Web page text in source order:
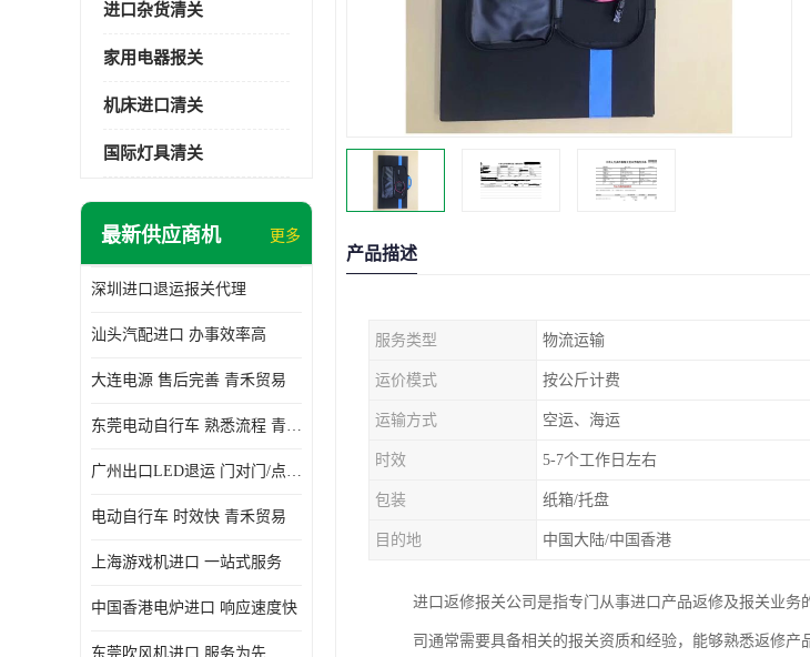
进口杂货清关
家用电器报关
机床进口清关
国际灯具清关
最新供应商机 更多
深圳进口退运报关代理
汕头汽配进口 办事效率高
大连电源 售后完善 青禾贸易
东莞电动自行车 熟悉流程 青禾贸易
广州出口LED退运 门对门/点对点
电动自行车 时效快 青禾贸易
上海游戏机进口 一站式服务
中国香港电炉进口 响应速度快
东莞吹风机进口 服务为先
产品描述
服务类型 物流运输
运价模式 按公斤计费
运输方式 空运、海运
时效 5-7个工作日左右
包装 纸箱/托盘
目的地 中国大陆/中国香港
进口返修报关公司是指专门从事进口产品返修及报关业
司通常需要具备相关的报关资质和经验，能够熟悉返修